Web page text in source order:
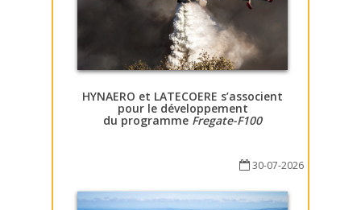
HYNAERO et LATECOERE s’associent
pour le développement
du programme Fregate-F100
30-07-2026